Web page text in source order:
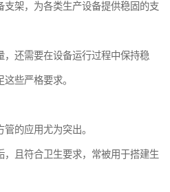
支架，为各类生产设备提供稳固的支
还需要在设备运行过程中保持稳
些严格要求。
的应用尤为突出。
且符合卫生要求，常被用于搭建生